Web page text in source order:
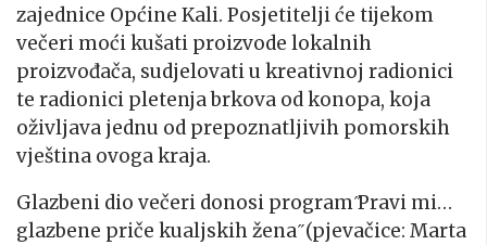
zajednice Općine Kali. Posjetitelji će tijekom
večeri moći kušati proizvode lokalnih
proizvođača, sudjelovati u kreativnoj radionici
te radionici pletenja brkova od konopa, koja
oživljava jednu od prepoznatljivih pomorskih
vještina ovoga kraja.
Glazbeni dio večeri donosi program ̋Pravi mi…
glazbene priče kualjskih žena ̋ (pjevačice: Marta